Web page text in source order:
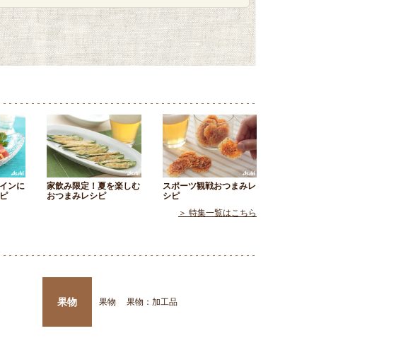
ンに
家飲み限定！夏を楽しむ
おつまみレシピ
スポーツ観戦おつまみレ
シピ
＞ 特集一覧はこちら
果物 果物 果物：加工品